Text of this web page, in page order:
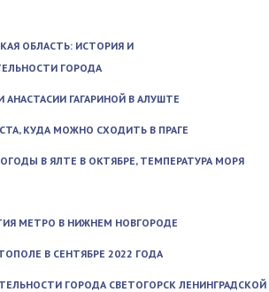
ОБЛАСТЬ: ИСТОРИЯ И
ГОРОДА
АНАСТАСИИ ГАГАРИНОЙ В АЛУШТЕ
КУДА МОЖНО СХОДИТЬ В ПРАГЕ
В ЯЛТЕ В ОКТЯБРЕ, ТЕМПЕРАТУРА МОРЯ
МЕТРО В НИЖНЕМ НОВГОРОДЕ
В СЕНТЯБРЕ 2022 ГОДА
ГОРОДА СВЕТОГОРСК ЛЕНИНГРАДСКОЙ